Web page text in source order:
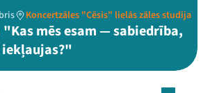
Koncertzāles "Cēsis" lielās zāles studija
mēs esam — sabiedrība,